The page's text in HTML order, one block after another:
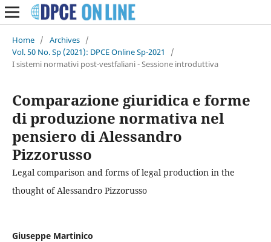
Home / Archives /
Vol. 50 No. Sp (2021): DPCE Online Sp-2021
/
I sistemi normativi post-vestfaliani - Sessione introduttiva
Comparazione giuridica e forme
di produzione normativa nel
pensiero di Alessandro
Pizzorusso
Legal comparison and forms of legal production in the
thought of Alessandro Pizzorusso
Giuseppe Martinico